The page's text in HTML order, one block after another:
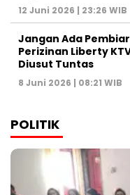
12 Juni 2026 | 23:26 WIB
Jangan Ada
Perizinan Liberty
Diusut Tuntas
8 Juni 2026 | 08:21 WIB
POLITIK